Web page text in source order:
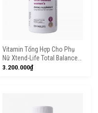
Vitamin Tổng Hợp Cho Phụ
Nữ Xtend-Life Total Balance
Women’s
3.200.000₫